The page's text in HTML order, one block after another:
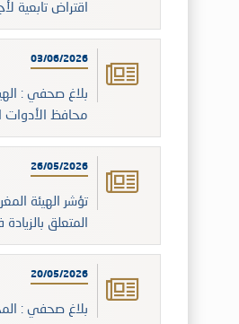
اقتراض تابعية
03/06/2026
بلاغ صحفي :
محافظ الأدوات
26/05/2026
المتعلق
20/05/2026
بلاغ صحفي :